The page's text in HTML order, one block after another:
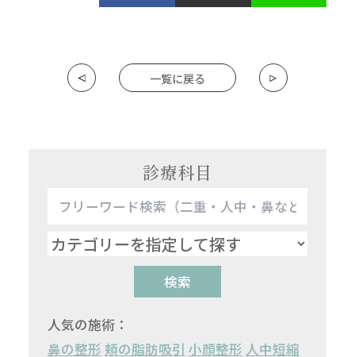
一覧に戻る
診療科目
検索
人気の施術：
鼻の整形 頬の脂肪吸引 小顔整形 人中短縮